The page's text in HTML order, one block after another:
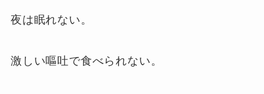
夜は眠れない。
激しい嘔吐で食べられない。